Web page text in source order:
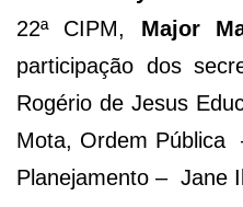
22ª CIPM, Major
participação dos
Rogério de Jesus
Mota, Ordem Pública
Planejamento – Jane